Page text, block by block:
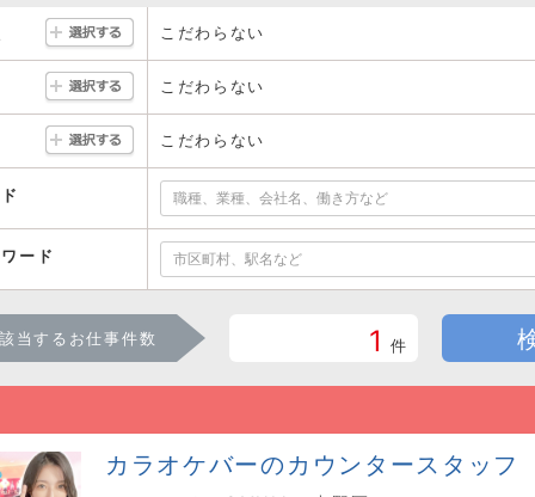
こだわらない
こだわらない
こだわらない
ード
当するお仕事件数 1 件
カラオケバーのカウンタースタッフ